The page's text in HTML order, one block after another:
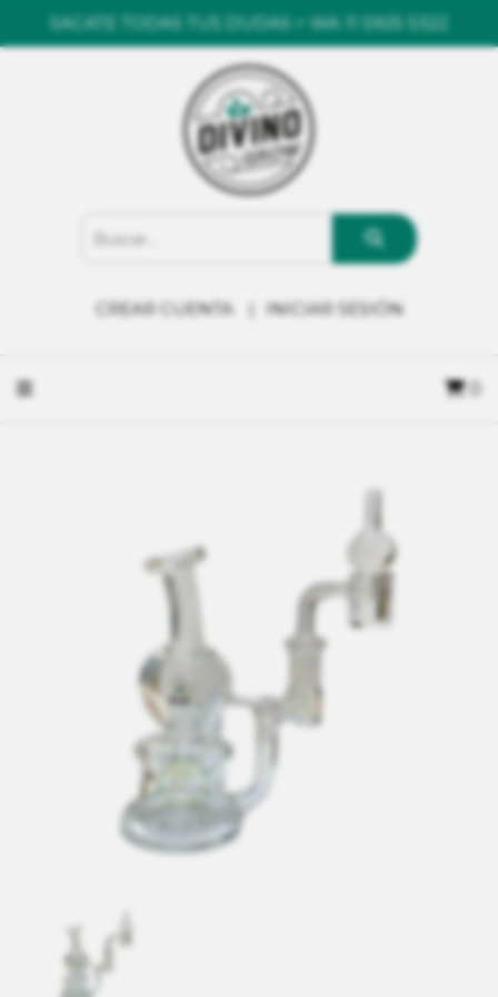
SACATE TODAS TUS DUDAS > WA 11 5925 5322
CREAR CUENTA INICIAR SESIÓN